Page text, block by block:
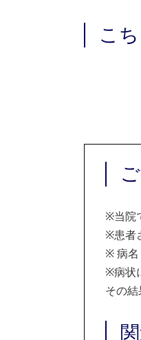
こ
※当院
※患者
※病
※病状
その